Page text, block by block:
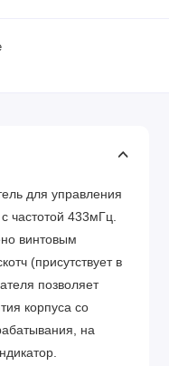
для управления
частотой 433мГц.
винтовым
(присутствует в
позволяет
корпуса со
на